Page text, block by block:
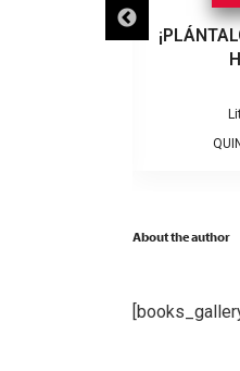
About the author